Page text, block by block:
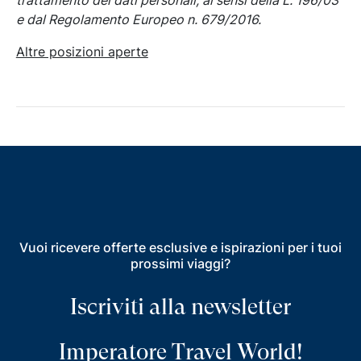
e dal Regolamento Europeo n. 679/2016.
Altre posizioni aperte
Vuoi ricevere offerte esclusive e ispirazioni per i tuoi
prossimi viaggi?
Iscriviti alla newsletter
Imperatore Travel World!